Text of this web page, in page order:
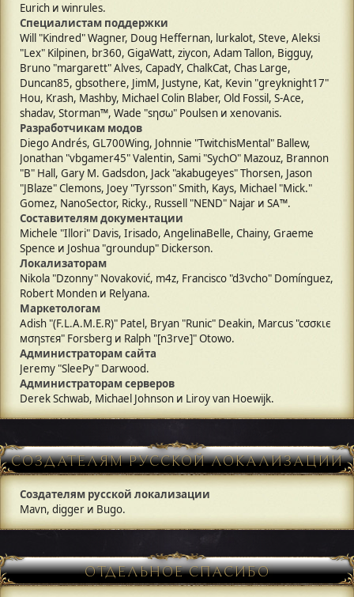
Eurich и winrules.
Специалистам поддержки
Will "Kindred" Wagner, Doug Heffernan, lurkalot, Steve, Aleksi
"Lex" Kilpinen, br360, GigaWatt, ziycon, Adam Tallon, Bigguy,
Bruno "margarett" Alves, CapadY, ChalkCat, Chas Large,
Duncan85, gbsothere, JimM, Justyne, Kat, Kevin "greyknight17"
Hou, Krash, Mashby, Michael Colin Blaber, Old Fossil, S-Ace,
shadav, Storman™, Wade "sησω" Poulsen и xenovanis.
Разработчикам модов
Diego Andrés, GL700Wing, Johnnie "TwitchisMental" Ballew,
Jonathan "vbgamer45" Valentin, Sami "SychO" Mazouz, Brannon
"B" Hall, Gary M. Gadsdon, Jack "akabugeyes" Thorsen, Jason
"JBlaze" Clemons, Joey "Tyrsson" Smith, Kays, Michael "Mick."
Gomez, NanoSector, Ricky., Russell "NEND" Najar и SA™.
Составителям документации
Michele "Illori" Davis, Irisado, AngelinaBelle, Chainy, Graeme
Spence и Joshua "groundup" Dickerson.
Локализаторам
Nikola "Dzonny" Novaković, m4z, Francisco "d3vcho" Domínguez,
Robert Monden и Relyana.
Маркетологам
Adish "(F.L.A.M.E.R)" Patel, Bryan "Runic" Deakin, Marcus "cσσкιє
мσηѕтєя" Forsberg и Ralph "[n3rve]" Otowo.
Администраторам сайта
Jeremy "SleePy" Darwood.
Администраторам серверов
Derek Schwab, Michael Johnson и Liroy van Hoewijk.
СОЗДАТЕЛЯМ РУССКОЙ ЛОКАЛИЗАЦИИ
Создателям русской локализации
Mavn, digger и Bugo.
ОТДЕЛЬНОЕ СПАСИБО